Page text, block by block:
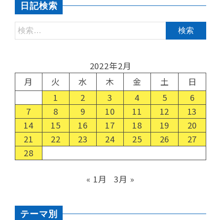
日記検索
2022年2月
月
火 水 木 金 土
日
1
2 3 4 5
6
7
8 9 10 11 12
13
14
15 16 17 18 19
20
21
22 23 24 25 26
27
28
« 1月 3月 »
テーマ別